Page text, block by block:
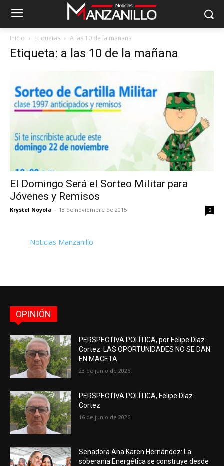
Inicio Etiquetas A las 10 de la mañana
Etiqueta: a las 10 de la mañana
El Domingo Será el Sorteo Militar para
Jóvenes y Remisos
Krystel Noyola - 18 de noviembre de 2015 0
Noticias Manzanillo
OPINIÓN
PERSPECTIVA POLÍTICA, por Felipe Díaz
Cortez. LAS OPORTUNIDADES NO SE DAN
EN MACETA
23 de junio de 2026
PERSPECTIVA POLÍTICA, Felipe Díaz
Cortez
16 de junio de 2026
Senadora Ana Karen Hernández: La
soberanía Energética se construye desde